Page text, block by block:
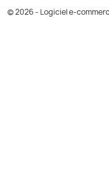
© 2026 - Logiciel e-